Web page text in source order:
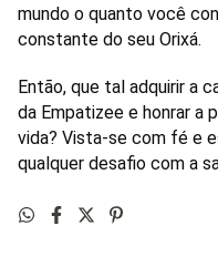
mundo o quanto você
constante do seu Orixá.
Então, que tal adquirir a
da Empatizee e honrar a
vida? Vista-se com fé e
qualquer desafio com a